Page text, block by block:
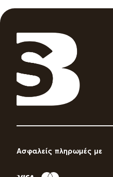
Ασφαλείς πληρωμές με